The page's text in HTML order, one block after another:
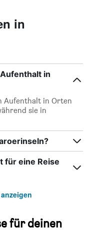
in
in
Aufenthalt in Orten
sie in
für eine Reise
für deinen